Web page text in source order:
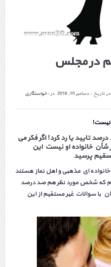
در مجلس
در تاریخ : دسامبر 10, 2016 در : خواستگاری
نیست!
تایید یا رد کرد! اگر فکر می
شأن خانواده او نیست این
پرسید
ای مذهبی و اهل نماز هستند
که شخص مورد نظر هم صد درصد
سوالات غیر مستقیم از این